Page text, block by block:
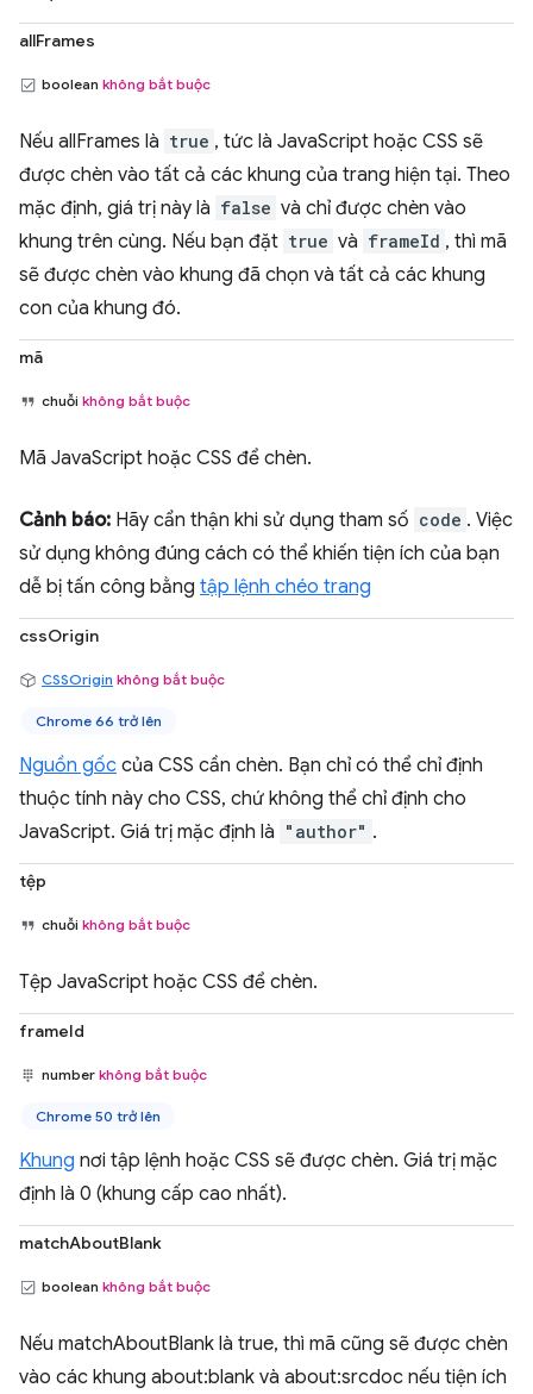
allFrames
boolean không bắt buộc
Nếu allFrames là true , tức là JavaScript hoặc CSS sẽ
được chèn vào tất cả các khung của trang hiện tại. Theo
mặc định, giá trị này là false và chỉ được chèn vào
khung trên cùng. Nếu bạn đặt true và frameId , thì mã
sẽ được chèn vào khung đã chọn và tất cả các khung
con của khung đó.
mã
chuỗi không bắt buộc
Mã JavaScript hoặc CSS để chèn.
Cảnh báo: Hãy cẩn thận khi sử dụng tham số code . Việc
sử dụng không đúng cách có thể khiến tiện ích của bạn
dễ bị tấn công bằng tập lệnh chéo trang
cssOrigin
CSSOrigin không bắt buộc
Chrome 66 trở lên
Nguồn gốc của CSS cần chèn. Bạn chỉ có thể chỉ định
thuộc tính này cho CSS, chứ không thể chỉ định cho
JavaScript. Giá trị mặc định là "author" .
tệp
chuỗi không bắt buộc
Tệp JavaScript hoặc CSS để chèn.
frameId
number không bắt buộc
Chrome 50 trở lên
Khung nơi tập lệnh hoặc CSS sẽ được chèn. Giá trị mặc
định là 0 (khung cấp cao nhất).
matchAboutBlank
boolean không bắt buộc
Nếu matchAboutBlank là true, thì mã cũng sẽ được chèn
vào các khung about:blank và about:srcdoc nếu tiện ích